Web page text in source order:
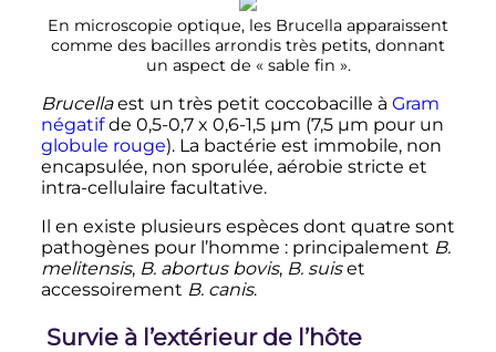
En microscopie optique, les Brucella apparaissent
comme des bacilles arrondis très petits, donnant
un aspect de « sable fin ».
Brucellaest un très petit coccobacille à Gram
négatifde 0,5-0,7 x 0,6-1,5 µm (7,5 µm pour un
globule rouge). La bactérie est immobile, non
encapsulée, non sporulée, aérobie stricte et
intra-cellulaire facultative.
Il en existe plusieurs espèces dont quatre sont
pathogènes pour l’homme : principalement B.
melitensis, B. abortus bovis, B. suiset
accessoirement B. canis.
Survie à l’extérieur de l’hôte